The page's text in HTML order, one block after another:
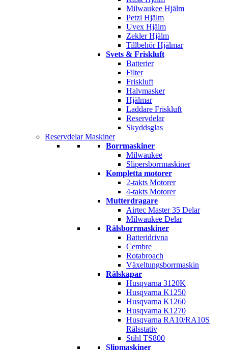
Milwaukee Hjälm
Petzl Hjälm
Uvex Hjälm
Zekler Hjälm
Tillbehör Hjälmar
Svets & Friskluft
Batterier
Filter
Friskluft
Halvmasker
Hjälmar
Laddare Friskluft
Reservdelar
Skyddsglas
Reservdelar Maskiner
Borrmaskiner
Milwaukee
Slipersborrmaskiner
Kompletta motorer
2-takts Motorer
4-takts Motorer
Mutterdragare
Airtec Master 35 Delar
Milwaukee Delar
Rälsborrmaskiner
Batteridrivna
Cembre
Rotabroach
Växeltungsborrmaskin
Rälskapar
Husqvarna 3120K
Husqvarna K1250
Husqvarna K1260
Husqvarna K1270
Husqvarna RA10/RA10S
Rälsstativ
Stihl TS800
Slipmaskiner